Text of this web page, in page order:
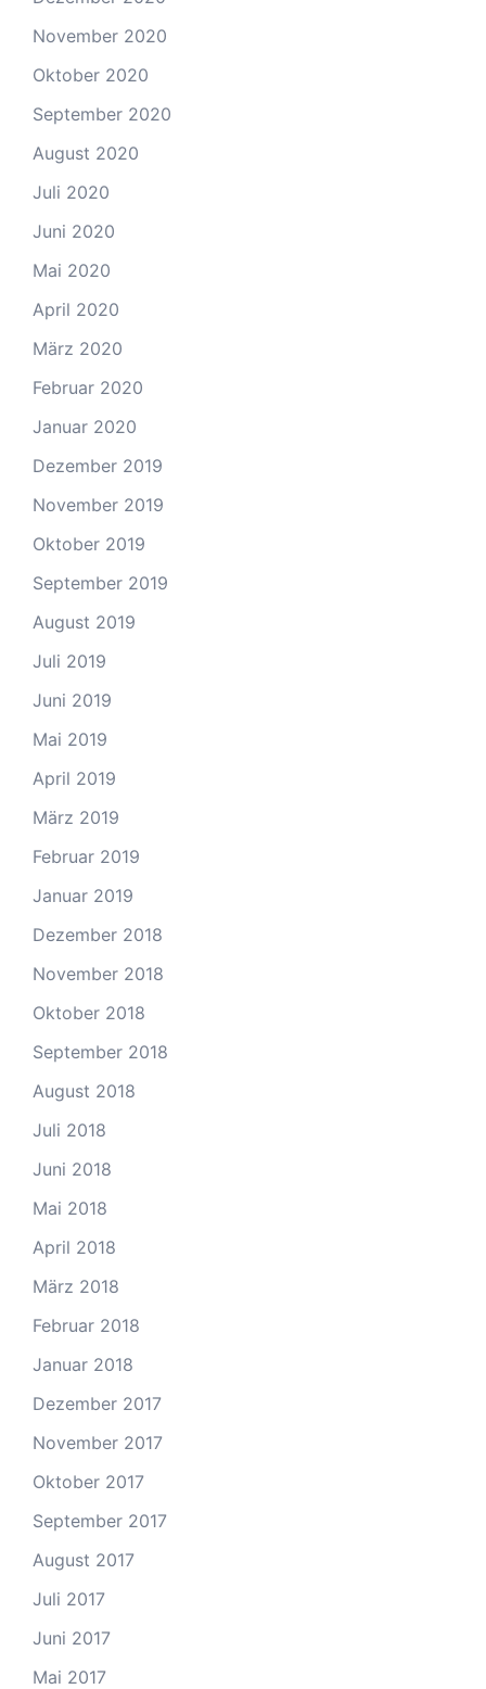
November 2020
Oktober 2020
September 2020
August 2020
Juli 2020
Juni 2020
Mai 2020
April 2020
März 2020
Februar 2020
Januar 2020
Dezember 2019
November 2019
Oktober 2019
September 2019
August 2019
Juli 2019
Juni 2019
Mai 2019
April 2019
März 2019
Februar 2019
Januar 2019
Dezember 2018
November 2018
Oktober 2018
September 2018
August 2018
Juli 2018
Juni 2018
Mai 2018
April 2018
März 2018
Februar 2018
Januar 2018
Dezember 2017
November 2017
Oktober 2017
September 2017
August 2017
Juli 2017
Juni 2017
Mai 2017